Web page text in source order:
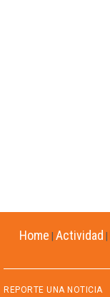
Home Actividad
REPORTE UNA NOTICIA